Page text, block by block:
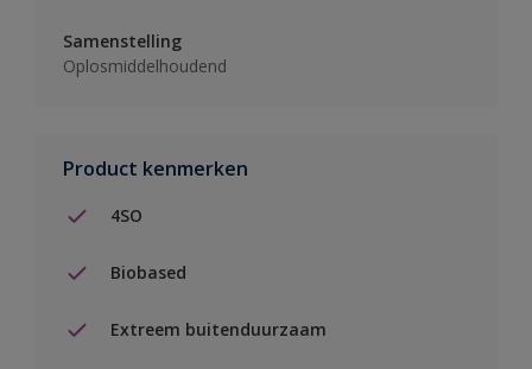
Samenstelling
Oplosmiddelhoudend
Product kenmerken
4SO
Biobased
Extreem buitenduurzaam